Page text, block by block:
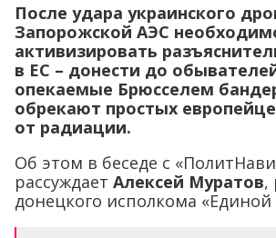
После удара украинского
Запорожской АЭС
активизировать
в ЕС – донести до
опекаемые Брюсселем
обрекают простых
от радиации.
Об этом в беседе с
рассуждает Алексей Муратов,
донецкого исполкома «Единой